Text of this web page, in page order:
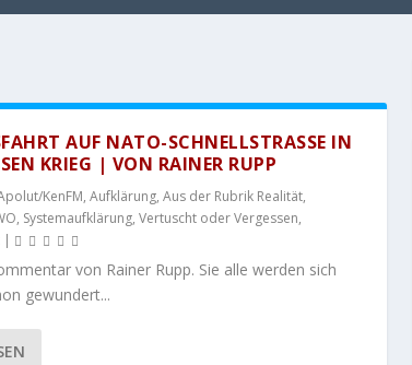
AUF NATO-SCHNELLSTRASSE IN D
KRIEG | VON RAINER RUPP
KenFM, Aufklärung, Aus der Rubrik Realität,
, Systemaufklärung, Vertuscht oder Vergessen,
|
von Rainer Rupp. Sie alle werden sich
gewundert...